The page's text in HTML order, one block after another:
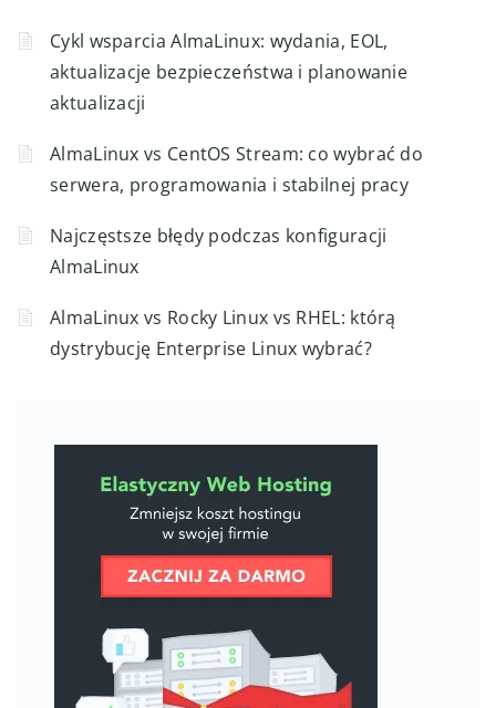
Cykl wsparcia AlmaLinux: wydania, EOL,
aktualizacje bezpieczeństwa i planowanie
aktualizacji
AlmaLinux vs CentOS Stream: co wybrać do
serwera, programowania i stabilnej pracy
Najczęstsze błędy podczas konfiguracji
AlmaLinux
AlmaLinux vs Rocky Linux vs RHEL: którą
dystrybucję Enterprise Linux wybrać?